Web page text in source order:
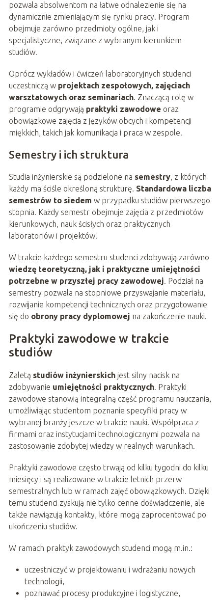
pozwala absolwentom na łatwe odnalezienie się na
dynamicznie zmieniającym się rynku pracy. Program
obejmuje zarówno przedmioty ogólne, jak i
specjalistyczne, związane z wybranym kierunkiem
studiów.
Oprócz wykładów i ćwiczeń laboratoryjnych studenci
uczestniczą w projektach zespołowych, zajęciach
warsztatowych oraz seminariach. Znaczącą rolę w
programie odgrywają praktyki zawodowe oraz
obowiązkowe zajęcia z języków obcych i kompetencji
miękkich, takich jak komunikacja i praca w zespole.
Semestry i ich struktura
Studia inżynierskie są podzielone na semestry, z których
każdy ma ściśle określoną strukturę. Standardowa liczba
semestrów to siedem w przypadku studiów pierwszego
stopnia. Każdy semestr obejmuje zajęcia z przedmiotów
kierunkowych, nauk ścisłych oraz praktycznych
laboratoriów i projektów.
W trakcie każdego semestru studenci zdobywają zarówno
wiedzę teoretyczną, jak i praktyczne umiejętności
potrzebne w przyszłej pracy zawodowej. Podział na
semestry pozwala na stopniowe przyswajanie materiału,
rozwijanie kompetencji technicznych oraz przygotowanie
się do obrony pracy dyplomowej na zakończenie nauki.
Praktyki zawodowe w trakcie
studiów
Zaletą studiów inżynierskichjest silny nacisk na
zdobywanie umiejętności praktycznych. Praktyki
zawodowe stanowią integralną część programu nauczania,
umożliwiając studentom poznanie specyfiki pracy w
wybranej branży jeszcze w trakcie nauki. Współpraca z
firmami oraz instytucjami technologicznymi pozwala na
zastosowanie zdobytej wiedzy w realnych warunkach.
Praktyki zawodowe często trwają od kilku tygodni do kilku
miesięcy i są realizowane w trakcie letnich przerw
semestralnych lub w ramach zajęć obowiązkowych. Dzięki
temu studenci zyskują nie tylko cenne doświadczenie, ale
także nawiązują kontakty, które mogą zaprocentować po
ukończeniu studiów.
W ramach praktyk zawodowych studenci mogą m.in.:
uczestniczyć w projektowaniu i wdrażaniu nowych
technologii,
poznawać procesy produkcyjne i logistyczne,